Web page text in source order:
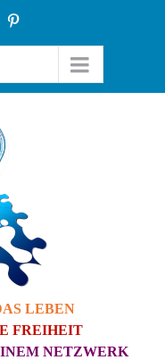
LEBEN
FREIHEIT
NETZWERK